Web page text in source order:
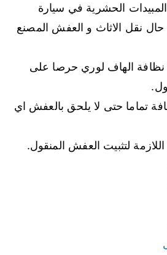
الحشرية في سيارة
نقل الاثاث و العفش المصنع
الهاف لوري حرصا على
تماما حتى لا يلحق بالعفش اي
لتثبيت العفش المنقول.